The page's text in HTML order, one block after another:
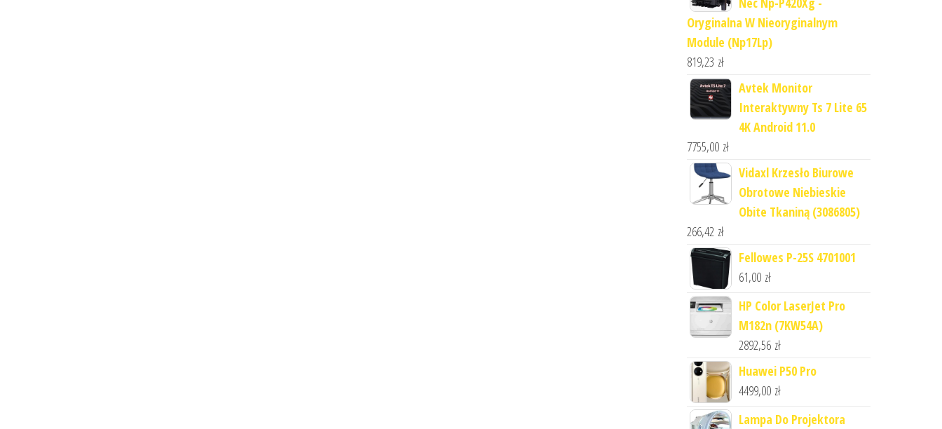
Oryginalna W Nieoryginalnym
Module (Np17Lp)
819,23 zł
Avtek Monitor
Interaktywny Ts 7 Lite 65
4K Android 11.0
7755,00 zł
Vidaxl Krzesło Biurowe
Obrotowe Niebieskie
Obite Tkaniną (3086805)
266,42 zł
Fellowes P-25S 4701001
61,00 zł
HP Color LaserJet Pro
M182n (7KW54A)
2892,56 zł
Huawei P50 Pro
4499,00 zł
Lampa Do Projektora